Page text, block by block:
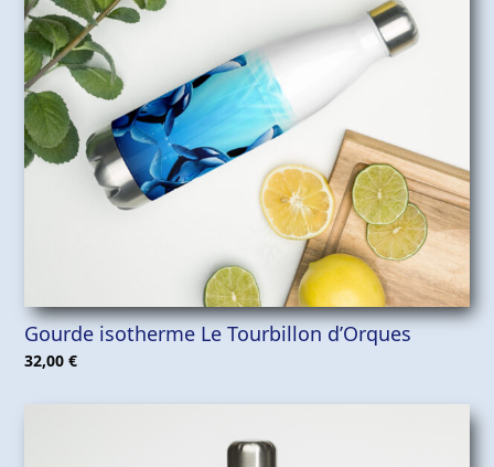
Gourde isotherme Le Tourbillon d’Orques
32,00€